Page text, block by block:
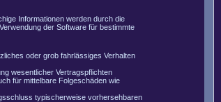
Informationen werden durch die
der Software für bestimmte
oder grob fahrlässiges Verhalten
wesentlicher Vertragspflichten
für mittelbare Folgeschäden wie
typischerweise vorhersehbaren